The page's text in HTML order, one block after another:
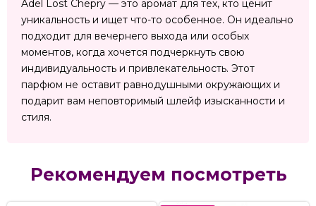
Adel Lost Chepry — это аромат для тех, кто ценит
уникальность и ищет что-то особенное. Он идеально
подходит для вечернего выхода или особых
моментов, когда хочется подчеркнуть свою
индивидуальность и привлекательность. Этот
парфюм не оставит равнодушными окружающих и
подарит вам неповторимый шлейф изысканности и
стиля.
Рекомендуем посмотреть